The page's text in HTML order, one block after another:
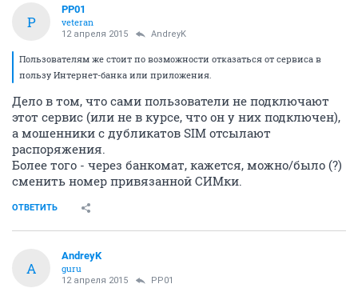
P
PP01
veteran
12 апреля 2015 AndreyK
Пользователям же стоит по возможности отказаться от сервиса в
пользу Интернет-банка или приложения.
Дело в том, что сами пользователи не подключают
этот сервис (или не в курсе, что он у них подключен),
а мошенники с дубликатов SIM отсылают
распоряжения.
Более того - через банкомат, кажется, можно/было (?)
сменить номер привязанной СИМки.
ОТВЕТИТЬ
A
AndreyK
guru
12 апреля 2015 PP01